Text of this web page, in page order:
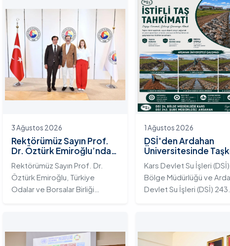
3 Ağustos 2026
Rektörümüz Sayın Prof.
Dr. Öztürk Emiroğlu’ndan
TOBB Başkanı Sayın M.
Rifat Hisarcıklıoğlu’na
Ziyaret
Rektörümüz Sayın Prof. Dr.
Öztürk Emiroğlu, Türkiye
Odalar ve Borsalar Birliği
Rektörümüze, eşi Sayın Dr.
1 Ağustos 2026
DSİ'den Ardahan
Üniversitesinde
Koruma Projesi: İstifli
Tahkimatı
Tamamlandı
Kars Devlet Su İşleri (DSİ)
Bölge Müdürlüğü ve
Devlet Su İşleri (DSİ) 243.
Üniversitesi